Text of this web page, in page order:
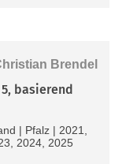
Brendel
basierend
| Pfalz |2021,
2024, 2025